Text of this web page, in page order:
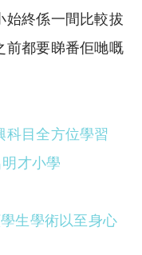
始終係一間比較拔
前都要睇番佢哋嘅
科目全方位學習
才小學
生學術以至身心